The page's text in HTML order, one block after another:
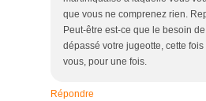
que vous ne comprenez rien.
Peut-être est-ce que le besoin
dépassé votre jugeotte, cette
vous, pour une fois.
Répondre